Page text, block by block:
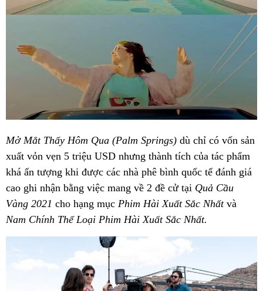
Mở Mắt Thấy Hôm Qua (Palm Springs) dù chỉ có vốn sản
xuất vỏn vẹn 5 triệu USD nhưng thành tích của tác phẩm
khá ấn tượng khi được các nhà phê bình quốc tế đánh giá
cao ghi nhận bằng việc mang về 2 đề cử tại Quả Cầu
Vàng 2021 cho hạng mục Phim Hài Xuất Sắc Nhấtvà
Nam Chính Thể Loại Phim Hài Xuất Sắc Nhất.